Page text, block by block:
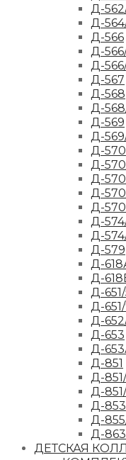
Д-
Д-
Д-566
Д-566/
Д-
Д-567
Д-568
Д-
Д-569
Д-
Д-570
Д-
Д-
Д-
Д-
Д-
Д-
Д-579
Д-
Д-
Д-
Д-
Д-
Д-653
Д-
Д-851
Д-851/
Д-
Д-853
Д-
Д-
ДЕТСКАЯ